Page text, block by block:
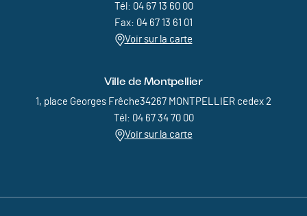
Tél: 04 67 13 60 00
Fax: 04 67 13 61 01
Voir sur la carte
Ville de Montpellier
1, place Georges Frêche34267 MONTPELLIER cedex 2
Tél: 04 67 34 70 00
Voir sur la carte